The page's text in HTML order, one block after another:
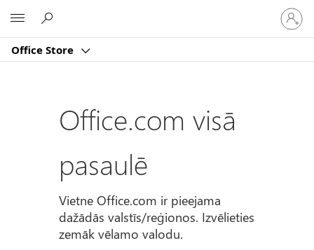
Office Store
savā
kontā
Office.com visā
pasaulē
Vietne Office.com ir pieejama
dažādās valstīs/reģionos. Izvēlieties
zemāk vēlamo valodu.